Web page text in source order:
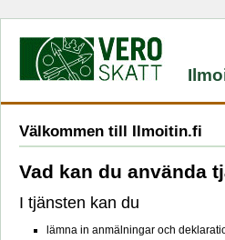
Välkommen till Ilmoitin.fi
Vad kan du använda
I tjänsten kan du
lämna in anmälningar och